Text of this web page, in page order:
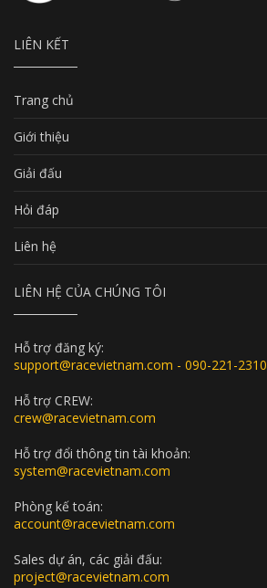
LIÊN KẾT
Trang chủ
Giới thiệu
Giải đấu
Hỏi đáp
Liên hệ
LIÊN HỆ CỦA CHÚNG TÔI
Hỗ trợ đăng ký:
support@racevietnam.com - 090-221-2310
Hỗ trợ CREW:
crew@racevietnam.com
Hỗ trợ đổi thông tin tài khoản:
system@racevietnam.com
Phòng kế toán:
account@racevietnam.com
Sales dự án, các giải đấu:
project@racevietnam.com